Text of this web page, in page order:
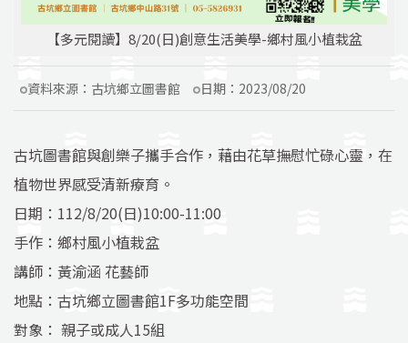
【多元閱讀】8/20(日)創意生活美學-鄉村風小植栽盆
資料來源： 古坑鄉立圖書館 日期： 2023/08/20
古坑圖書館與創樂子攜手合作，藉由花草撫慰忙碌心靈，在
植物世界感受清新療育。
日期：112/8/20(日)10:00-11:00
手作：鄉村風小植栽盆
講師：黃渝涵 花藝師
地點：古坑鄉立圖書館1F多功能空間
對象： 親子或成人15組